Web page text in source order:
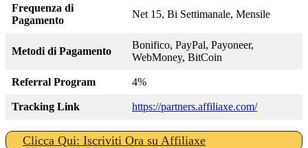
Frequenza di
Pagamento
Net 15, Bi Settimanale, Mensile
Metodi di Pagamento
Bonifico, PayPal, Payoneer,
WebMoney, BitCoin
Referral Program 4%
Tracking Link https://partners.affiliaxe.com/
Clicca Qui: Iscriviti Ora su Affiliaxe